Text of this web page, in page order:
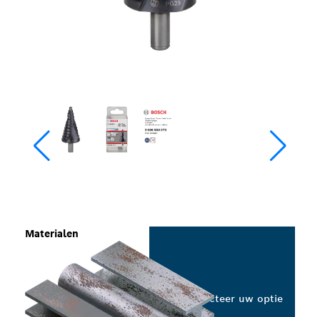
Materialen
Selecteer uw optie